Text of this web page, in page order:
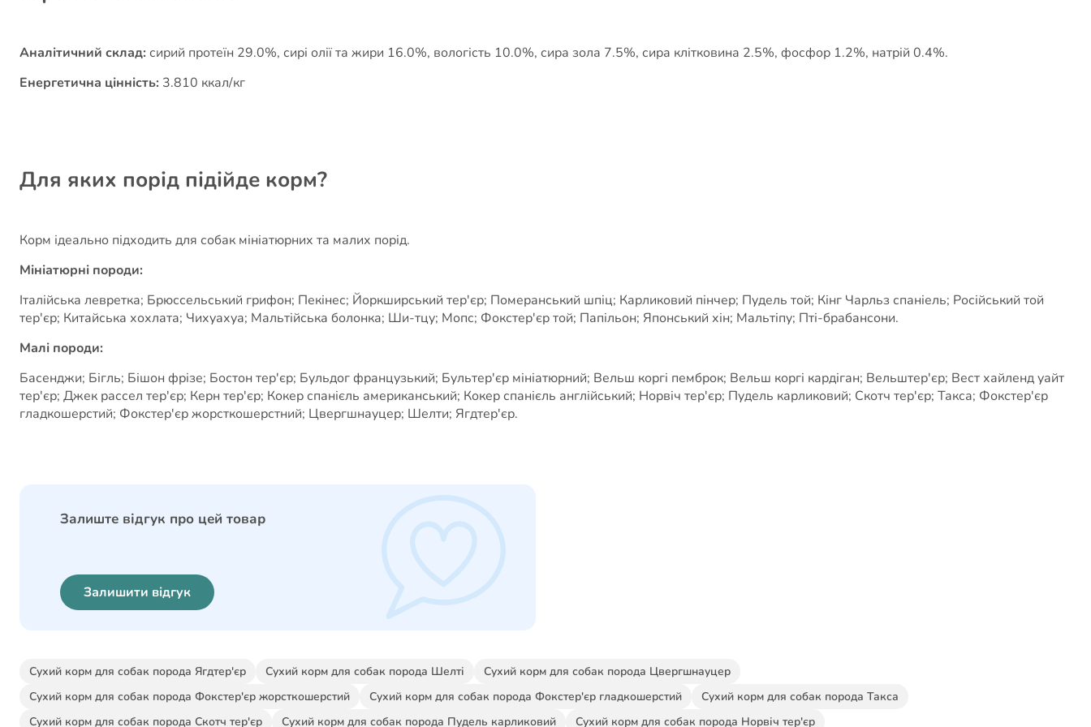
Аналітичний склад: сирий протеїн 29.0%, сирі олії та жири 16.0%, вологість 10.0%, сира зола 7.5%, сира клітковина 2.5%, фосфор 1.2%, натрій 0.4%.
Енергетична цінність: 3.810 ккал/кг
Для яких порід підійде корм?
Корм ідеально підходить для собак мініатюрних та малих порід.
Мініатюрні породи:
Італійська левретка; Брюссельський грифон; Пекінес; Йоркширський тер'єр; Померанський шпіц; Карликовий пінчер; Пудель той; Кінг Чарльз спаніель; Російський той
тер'єр; Китайська хохлата; Чихуахуа; Мальтійська болонка; Ши-тцу; Мопс; Фокстер'єр той; Папільон; Японський хін; Мальтіпу; Пті-брабансони.
Малі породи:
Басенджи; Бігль; Бішон фрізе; Бостон тер'єр; Бульдог французький; Бультер'єр мініатюрний; Вельш коргі пемброк; Вельш коргі кардіган; Вельштер'єр; Вест хайленд уайт
тер'єр; Джек рассел тер'єр; Керн тер'єр; Кокер спанієль американський; Кокер спанієль англійський; Норвіч тер'єр; Пудель карликовий; Скотч тер'єр; Такса; Фокстер'єр
гладкошерстий; Фокстер'єр жорсткошерстний; Цвергшнауцер; Шелти; Ягдтер'єр.
Залиште відгук про цей товар
Залишити відгук
Сухий корм для собак порода Ягдтер'єр Сухий корм для собак порода Шелті
Сухий корм для собак порода Цвергшнауцер
Сухий корм для собак порода Фокстер'єр жорсткошерстий
Сухий корм для собак порода Фокстер'єр гладкошерстий
Сухий корм для собак порода Такса
Сухий корм для собак порода Скотч тер'єр
Сухий корм для собак порода Пудель карликовий Сухий корм для собак порода Норвіч тер'єр